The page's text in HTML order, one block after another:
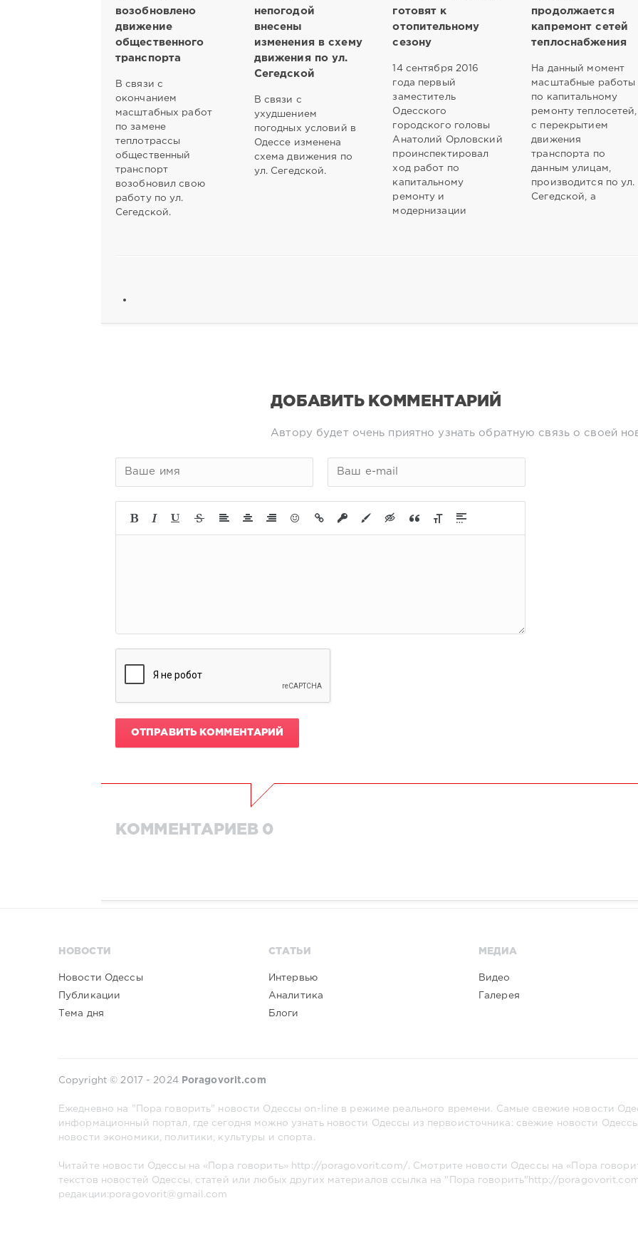
возобновлено
движение
общественного
транспорта
В связи с
окончанием
масштабных работ
по замене
теплотрассы
общественный
транспорт
возобновил свою
работу по ул.
Сегедской.
непогодой
внесены
изменения в схему
движения по ул.
Сегедской
В связи с
ухудшением
погодных условий в
Одессе изменена
схема движения по
ул. Сегедской.
готовят к
отопительному
сезону
14 сентября 2016
года первый
заместитель
Одесского
городского головы
Анатолий Орловский
проинспектировал
ход работ по
капитальному
ремонту и
модернизации
продолжается
капремонт сетей
теплоснабжения
На данный момент
масштабные работы
по капитальному
ремонту теплосетей,
с перекрытием
движения
транспорта по
данным улицам,
производится по ул.
Сегедской, а
ДОБАВИТЬ КОММЕНТАРИЙ
Автору будет очень приятно узнать обратную связь о своей
ОТПРАВИТЬ КОММЕНТАРИЙ
КОММЕНТАРИЕВ 0
НОВОСТИ
Новости Одессы
Публикации
Тема дня
СТАТЬИ
Интервью
Аналитика
Блоги
МЕДИА
Видео
Галерея
Copyright © 2017 - 2024 Poragovorit.com
Ежедневно на "Пора говорить" новости Одессы on-line в режиме реального времени. Самые свежие новости
информационный портал, где сегодня можно узнать новости Одессы из первоисточника: свежие новости
новости экономики, политики, культуры и спорта.
Читайте новости Одессы на «Пора говорить» http://poragovorit.com/ . Смотрите новости Одессы на «Пора
текстов новостей Одессы, статей или любых других материалов ссылка на "Пора говорить" http://
редакции:poragovorit@gmail.com